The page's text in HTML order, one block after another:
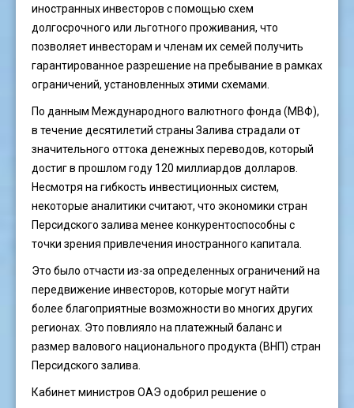
иностранных инвесторов с помощью схем
долгосрочного или льготного проживания, что
позволяет инвесторам и членам их семей получить
гарантированное разрешение на пребывание в рамках
ограничений, установленных этими схемами.
По данным Международного валютного фонда (МВФ),
в течение десятилетий страны Залива страдали от
значительного оттока денежных переводов, который
достиг в прошлом году 120 миллиардов долларов.
Несмотря на гибкость инвестиционных систем,
некоторые аналитики считают, что экономики стран
Персидского залива менее конкурентоспособны с
точки зрения привлечения иностранного капитала.
Это было отчасти из-за определенных ограничений на
передвижение инвесторов, которые могут найти
более благоприятные возможности во многих других
регионах. Это повлияло на платежный баланс и
размер валового национального продукта (ВНП) стран
Персидского залива.
Кабинет министров ОАЭ одобрил решение о